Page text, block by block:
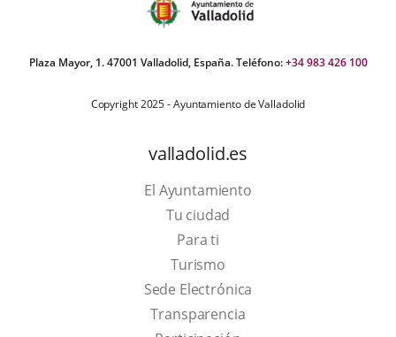
Plaza Mayor, 1. 47001 Valladolid, España. Teléfono:+34 983 426 100
Copyright 2025 - Ayuntamiento de Valladolid
valladolid.es
El Ayuntamiento
Tu ciudad
Para ti
TurismoThis
link
will
Sede Electrónica
Transparencia